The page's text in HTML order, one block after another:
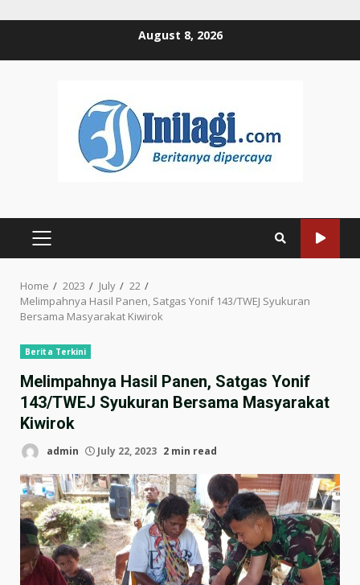
August 8, 2026
PRIMARY
Home 2023 July
22
Melimpahnya Hasil Panen, Satgas Yonif 143/TWEJ Syukuran
Bersama Masyarakat Kiwirok
Berita Terkini
Melimpahnya Hasil Panen, Satgas Yonif
143/TWEJ Syukuran Bersama Masyarakat
Kiwirok
admin July 22, 2023 2 min read